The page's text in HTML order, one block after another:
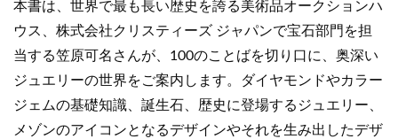
本書は、世界で最も長い歴史を誇る美術品オークションハ
ウス、株式会社クリスティーズ ジャパンで宝石部門を担
当する笠原可名さんが、100のことばを切り口に、奥深い
ジュエリーの世界をご案内します。ダイヤモンドやカラー
ジェムの基礎知識、誕生石、歴史に登場するジュエリー、
メゾンのアイコンとなるデザインやそれを生み出したデザ